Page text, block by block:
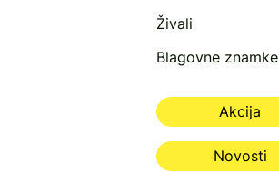
Živali
Blagovne znamke
Akcija
Novosti